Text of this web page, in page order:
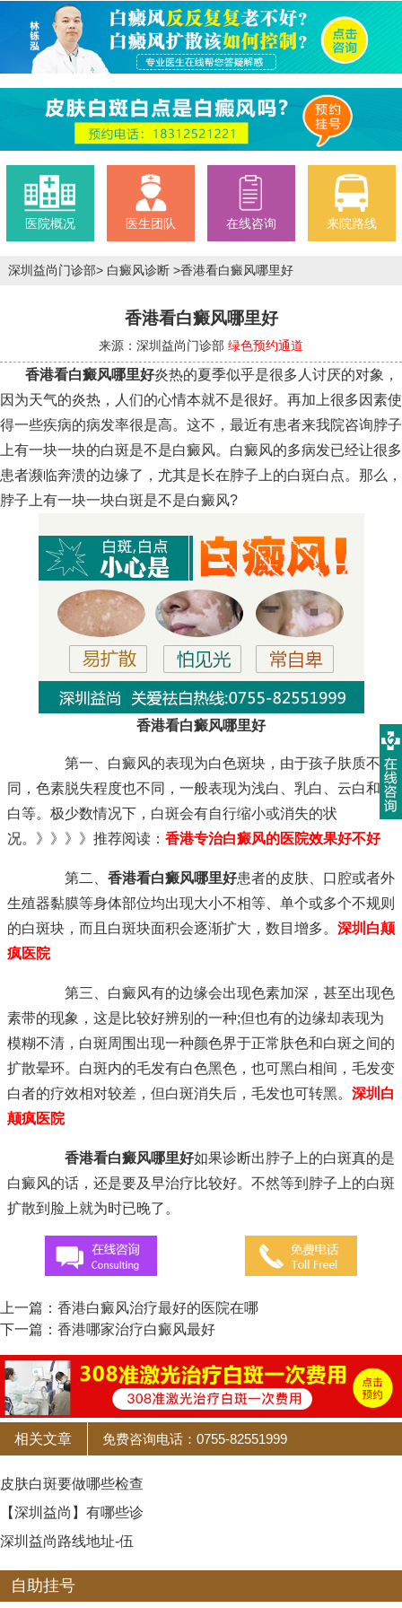
医院概况 医生团队 在线咨询 来院路线
深圳益尚门诊部>白癜风诊断 >香港看白癜风哪里好
香港看白癜风哪里好
来源：深圳益尚门诊部 绿色预约通道
香港看白癜风哪里好炎热的夏季似乎是很多人讨厌的对象，
因为天气的炎热，人们的心情本就不是很好。再加上很多因素使
得一些疾病的病发率很是高。这不，最近有患者来我院咨询脖子
上有一块一块的白斑是不是白癜风。白癜风的多病发已经让很多
患者濒临奔溃的边缘了，尤其是长在脖子上的白斑白点。那么，
脖子上有一块一块白斑是不是白癜风?
香港看白癜风哪里好
第一、白癜风的表现为白色斑块，由于孩子肤质不
同，色素脱失程度也不同，一般表现为浅白、乳白、云白和瓷
白等。极少数情况下，白斑会有自行缩小或消失的状
况。》》》》推荐阅读： 香港专治白癜风的医院效果好不好
第二、 香港看白癜风哪里好患者的皮肤、口腔或者外
生殖器黏膜等身体部位均出现大小不相等、单个或多个不规则
的白斑块，而且白斑块面积会逐渐扩大，数目增多。 深圳白颠
疯医院
第三、白癜风有的边缘会出现色素加深，甚至出现色
素带的现象，这是比较好辨别的一种;但也有的边缘却表现为
模糊不清，白斑周围出现一种颜色界于正常肤色和白斑之间的
扩散晕环。白斑内的毛发有白色黑色，也可黑白相间，毛发变
白者的疗效相对较差，但白斑消失后，毛发也可转黑。 深圳白
颠疯医院
香港看白癜风哪里好如果诊断出脖子上的白斑真的是
白癜风的话，还是要及早治疗比较好。不然等到脖子上的白斑
扩散到脸上就为时已晚了。
上一篇： 香港白癜风治疗最好的医院在哪
下一篇： 香港哪家治疗白癜风最好
相关文章 免费咨询电话：0755-82551999
皮肤白斑要做哪些检查
【深圳益尚】有哪些诊
深圳益尚路线地址-伍
自助挂号